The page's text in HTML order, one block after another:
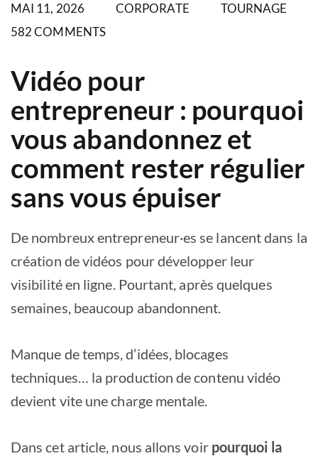
MAI 11, 2026 CORPORATE
TOURNAGE
582 COMMENTS
Vidéo pour
entrepreneur : pourquoi
vous abandonnez et
comment rester régulier
sans vous épuiser
De nombreux entrepreneur·es se lancent dans la
création de vidéos pour développer leur
visibilité en ligne. Pourtant, après quelques
semaines, beaucoup abandonnent.
Manque de temps, d’idées, blocages
techniques… la production de contenu vidéo
devient vite une charge mentale.
Dans cet article, nous allons voir pourquoi la